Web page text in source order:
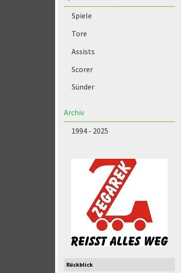
Spiele
Tore
Assists
Scorer
Sünder
Archiv
1994 - 2025
Rückblick